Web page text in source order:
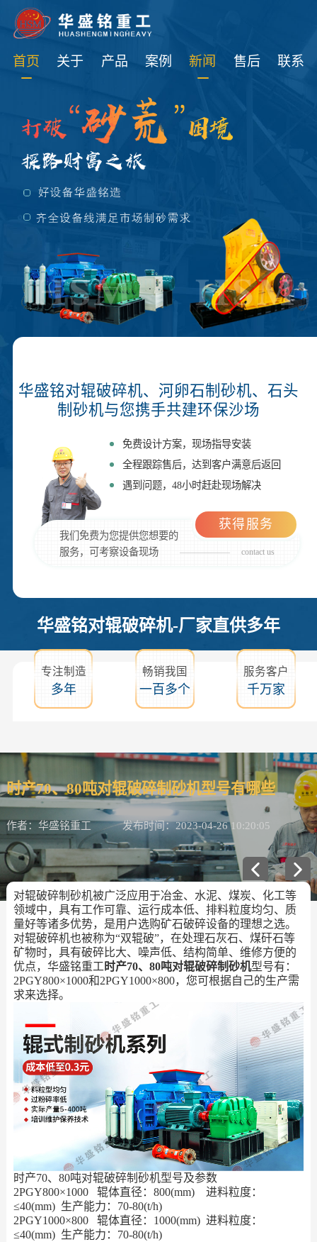
首页 关于 产品 案例 新闻 售后 联系
华盛铭对辊破碎机、河卵石制砂机、石头
制砂机与您携手共建环保沙场
免费设计方案，现场指导安装
全程跟踪售后，达到客户满意后返回
遇到问题，48小时赶赴现场解决
我们免费为您提供您想要的
服务，可考察设备现场
contact us
获得服务
华盛铭对辊破碎机-厂家直供多年
专注制造
多年
畅销我国
一百多个
服务客户
千万家
时产70、80吨对辊破碎制砂机型号有哪些
作者：华盛铭重工 发布时间：2023-04-26 10:20:05
对辊破碎制砂机被广泛应用于冶金、水泥、煤炭、化工等
领域中，具有工作可靠、运行成本低、排料粒度均匀、质
量好等诸多优势，是用户选购矿石破碎设备的理想之选。
对辊破碎机也被称为“双辊破”，在处理石灰石、煤矸石等
矿物时，具有破碎比大、噪声低、结构简单、维修方便的
优点，华盛铭重工 时产70、80吨对辊破碎制砂机型号有：
2PGY800×1000和2PGY1000×800，您可根据自己的生产需
求来选择。
时产70、80吨对辊破碎制砂机型号及参数
2PGY800×1000 辊体直径：800(mm) 进料粒度：
≤40(mm) 生产能力：70-80(t/h)
2PGY1000×800 辊体直径：1000(mm) 进料粒度：
≤40(mm) 生产能力：70-80(t/h)